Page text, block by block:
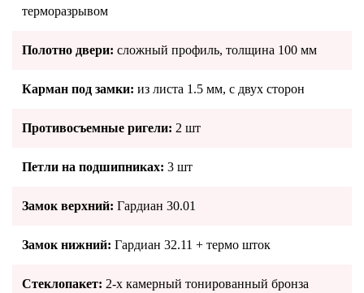
терморазрывом
Полотно двери: сложный профиль, толщина 100 мм
Карман под замки: из листа 1.5 мм, с двух сторон
Противосъемные ригели: 2 шт
Петли на подшипниках: 3 шт
Замок верхний: Гардиан 30.01
Замок нижний: Гардиан 32.11 + термо шток
Стеклопакет: 2-х камерный тонированный бронза